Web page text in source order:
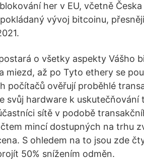
her v EU, včetně
vývoj bitcoinu,
o všetky aspekty Vášho
miezd, až po Tyto ethery se
počítačů ověřují proběhlé
svůj hardware k
sítě v podobě
mincí dostupných na trhu
S ohledem na to jsou zde
50% snížením odměn.